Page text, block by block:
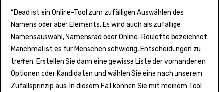
“Dead ist ein Online-Tool zum zufälligen Auswählen des
Namens oder aber Elements. Es wird auch als zufällige
Namensauswahl, Namensrad oder Online-Roulette bezeichnet.
Manchmal ist es für Menschen schwierig, Entscheidungen zu
treffen. Erstellen Sie dann eine gewisse Liste der vorhandenen
Optionen oder Kandidaten und wählen Sie eine nach unserem
Zufallsprinzip aus. In diesem Fall können Sie mit meinem Tool